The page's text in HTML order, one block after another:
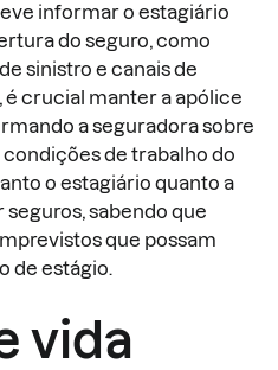
informar o estagiário
do seguro, como
sinistro e canais de
crucial manter a apólice
a seguradora sobre
de trabalho do
o estagiário quanto a
sabendo que
que possam
de estágio.
vida